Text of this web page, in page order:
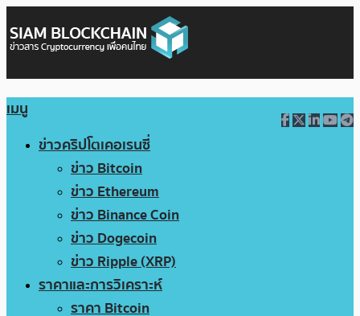
เมนู
ข่าวคริปโตเคอเรนซี่
ข่าว Bitcoin
ข่าว Ethereum
ข่าว Binance Coin
ข่าว Dogecoin
ข่าว Ripple (XRP)
ราคาและการวิเคราะห์
ราคา Bitcoin